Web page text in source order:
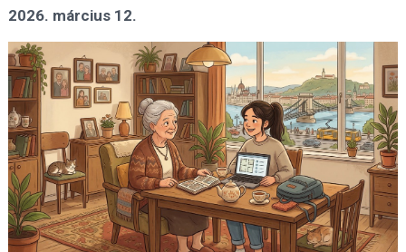
2026. március 12.